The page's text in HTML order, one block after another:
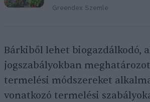
Greendex Szemle
Bárkiből lehet biogazdálkodó,
jogszabályokban
termelési módszereket
vonatkozó termelési